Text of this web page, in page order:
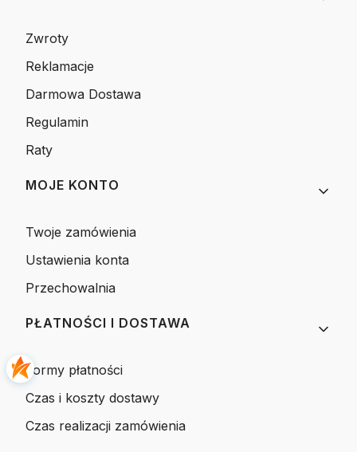
Zwroty
Reklamacje
Darmowa Dostawa
Regulamin
Raty
MOJE KONTO
Twoje zamówienia
Ustawienia konta
Przechowalnia
PŁATNOŚCI I DOSTAWA
Formy płatności
Czas i koszty dostawy
Czas realizacji zamówienia